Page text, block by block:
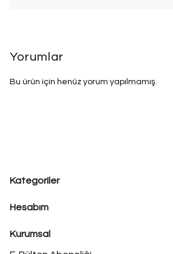
Yorumlar
Bu ürün için henüz yorum yapılmamış.
Kategoriler
Hesabım
Kurumsal